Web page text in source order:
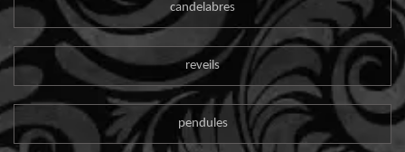
candelabres
reveils
pendules